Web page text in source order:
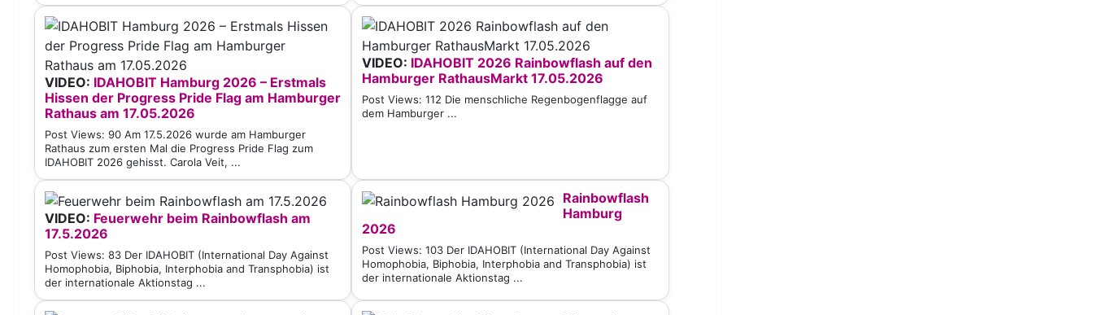
VIDEO: IDAHOBIT Hamburg 2026 – Erstmals
Hissen der Progress Pride Flag am Hamburger
Rathaus am 17.05.2026
Post Views: 90 Am 17.5.2026 wurde am Hamburger
Rathaus zum ersten Mal die Progress Pride Flag zum
IDAHOBIT 2026 gehisst. Carola Veit, ...
VIDEO: IDAHOBIT 2026 Rainbowflash auf den
Hamburger RathausMarkt 17.05.2026
Post Views: 112 Die menschliche Regenbogenflagge auf
dem Hamburger ...
VIDEO: Feuerwehr beim Rainbowflash am
17.5.2026
Post Views: 83 Der IDAHOBIT (International Day Against
Homophobia, Biphobia, Interphobia and Transphobia) ist
der internationale Aktionstag ...
Rainbowflash
Hamburg
2026
Post Views: 103 Der IDAHOBIT (International Day Against
Homophobia, Biphobia, Interphobia and Transphobia) ist
der internationale Aktionstag ...